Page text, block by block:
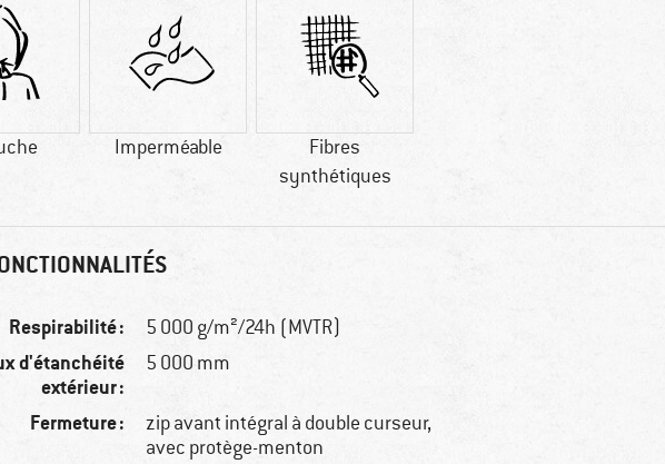
Imperméable
Fibres
synthétiques
Respirabilité : 5 000 g/m²/24h (MVTR)
d'étanchéité
extérieur :
5 000 mm
Fermeture :
zip avant intégral à double curseur,
avec protège-menton